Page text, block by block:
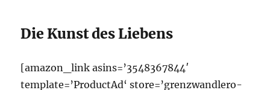
Die Kunst des Liebens
[amazon_link asins=’3548367844′
template=’ProductAd‘ store=’grenzwandlero-